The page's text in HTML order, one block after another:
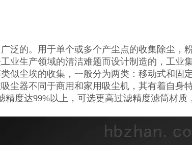
泛的。用于单个或多个产尘点的收集除尘，
业生产领域的清洁难题而设计制造的，工业
似尘埃的收集，一般分为两类：移动式和固
尘器不同于商用和家用吸尘机，其有着自身
度达99%以上，可选更高过滤精度滤筒材质